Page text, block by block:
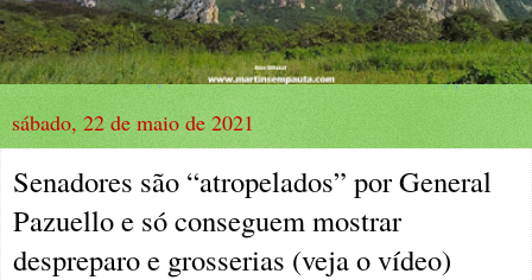
sábado, 22 de maio de 2021
Senadores são “atropelados” por General
Pazuello e só conseguem mostrar
despreparo e grosserias (veja o vídeo)